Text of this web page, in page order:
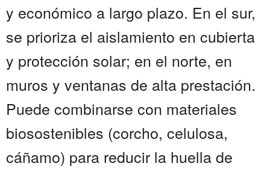
y económico a largo plazo. En el sur,
se prioriza el aislamiento en cubierta
y protección solar; en el norte, en
muros y ventanas de alta prestación.
Puede combinarse con materiales
biosostenibles (corcho, celulosa,
cáñamo) para reducir la huella de